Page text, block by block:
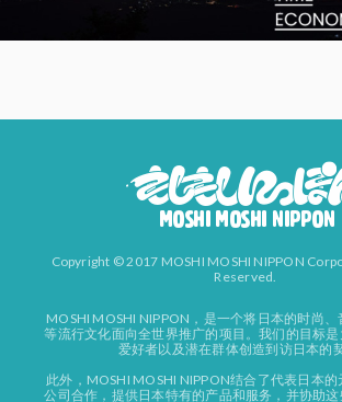
Copyright © 2017 MOSHI MOSHI NIPPON
Reserved.
MOSHI MOSHI NIPPON，是一个将日本的时尚
等流行文化面向全世界推广的项目。我们的目标
爱好者以及潜在群体创造到访日本的契
此外，MOSHI MOSHI NIPPON结合了代表日本
公司合作，提供日本特有的产品和服务，并协助